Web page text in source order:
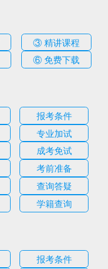
③ 精讲课程
⑥ 免费下载
报考条件
专业加试
成考免试
考前准备
查询答疑
学籍查询
报考条件